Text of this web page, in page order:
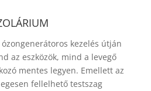
kezelés útján
az eszközök, mind a levegő
mentes legyen. Emellett az
fellelhető testszag